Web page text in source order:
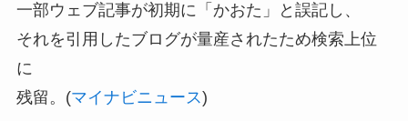
一部ウェブ記事が初期に「かおた」と誤記し、
それを引用したブログが量産されたため検索上位
に
残留。(マイナビニュース)